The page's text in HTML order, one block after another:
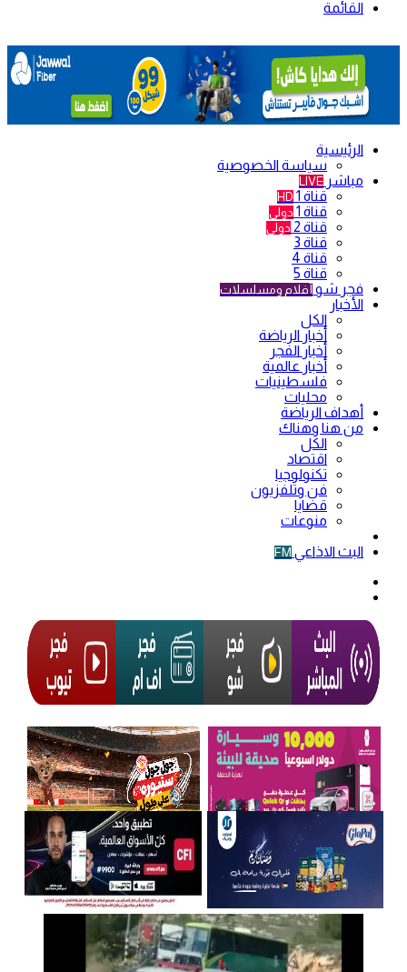
القائمة
الرئيسية
سياسة الخصوصية
مباشر LIVE
قناة 1 HD
قناة 1 دولي
قناة 2 دولي
قناة 3
قناة 4
قناة 5
فجر شو أفلام ومسلسلات
الأخبار
الكل
أخبار الرياضة
أخبار الفجر
أخبار عالمية
فلسطينيات
محليات
أهداف الرياضة
من هنا وهناك
الكل
اقتصاد
تكنولوجيا
فن وتلفزيون
قضايا
منوعات
البث الاذاعي FM